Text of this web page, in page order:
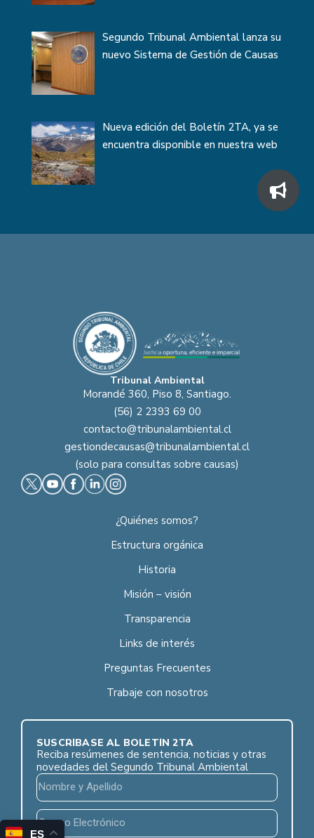
Segundo Tribunal Ambiental lanza su
nuevo Sistema de Gestión de Causas
Nueva edición del Boletín 2TA, ya se
encuentra disponible en nuestra web
Tribunal Ambiental
Morandé 360, Piso 8, Santiago.
(56) 2 2393 69 00
contacto@tribunalambiental.cl
gestiondecausas@tribunalambiental.cl
(solo para consultas sobre causas)
¿Quiénes somos?
Estructura orgánica
Historia
Misión – visión
Transparencia
Links de interés
Preguntas Frecuentes
Trabaje con nosotros
SUSCRÍBASE AL BOLETÍN 2TA
Reciba resúmenes de sentencia, noticias y otras
novedades del Segundo Tribunal Ambiental
ES